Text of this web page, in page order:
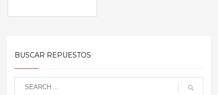
BUSCAR REPUESTOS